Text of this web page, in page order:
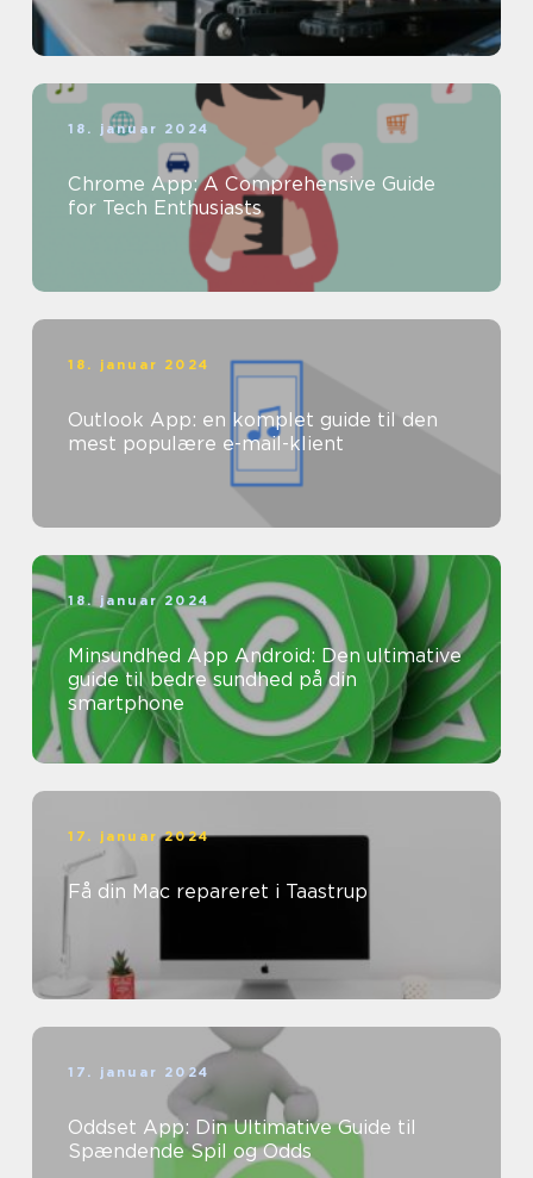
18. januar 2024
Chrome App: A Comprehensive Guide
for Tech Enthusiasts
18. januar 2024
Outlook App: en komplet guide til den
mest populære e-mail-klient
18. januar 2024
Minsundhed App Android: Den ultimative
guide til bedre sundhed på din
smartphone
17. januar 2024
Få din Mac repareret i Taastrup
17. januar 2024
Oddset App: Din Ultimative Guide til
Spændende Spil og Odds